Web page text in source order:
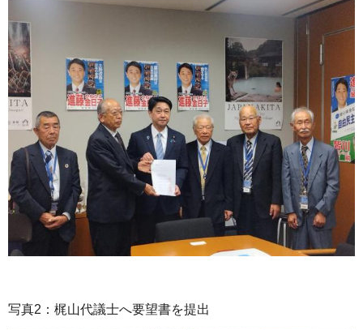
写真2：梶山代議士へ要望書を提出